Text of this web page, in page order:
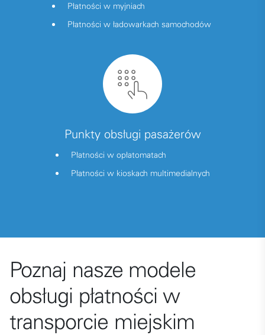
Płatności w myjniach
Płatności w ładowarkach samochodów
Punkty obsługi pasażerów
Płatności w opłatomatach
Płatności w kioskach multimedialnych
Poznaj nasze modele
obsługi płatności w
transporcie miejskim